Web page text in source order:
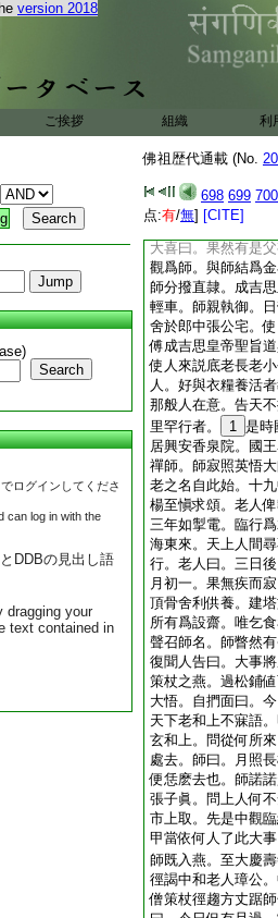
version 2018
ご挨拶 組織 利
Search
ログインしてくださ
can log in with the
DDBの見出し語
dragging your
text contained in
佛祖歴代通載 (No.
698 699 700
点:有/無] [CITE]
史公天澤義州元帥
宇非常。問曰。爾
史曰。食肉否。師
人非獸也。虎豹尚
禪耶教耶。師曰。
之用人。必須文武
從何而住。師曰。
也。師曰。佛師。
此。二公見師年幼
住見中觀。
大喜曰。果然有是
觀爲師。與師結爲
師分撥直隷。成吉
輕車。師親執御。
舍於郎中張公宅。
傅成吉思皇帝聖旨
使人來説底老長老
人。好與衣糧養活
那般人在意。告天
里罕行者。
1 是時
居興安香泉院。國
禪師。師寂照英悟
老之名自此始。十
楊至愼求頌。老人
三年如掣電。臨行
海東來。天上人間
行。老人曰。三日
月初一。果無疾而
頂骨舍利供養。建
所有爲設齋。唯乞
聲召師名。師瞥然
復聞人告曰。大事
策杖之燕。過松鋪
大悟。自捫面曰。
天下老和上不寐語
玄和上。問從何所
處去。師曰。月照
便恁麽去也。師諾
張子眞。問上人何
市上取。先是中觀
甲當依何人了此大
師既入燕。至大慶
徑謁中和老人璋公
僧策杖徑趨方丈踞